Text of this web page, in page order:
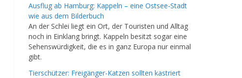
Ausflug ab Hamburg: Kappeln – eine Ostsee-Stadt
wie aus dem Bilderbuch
An der Schlei liegt ein Ort, der Touristen und Alltag
noch in Einklang bringt. Kappeln besitzt sogar eine
Sehenswürdigkeit, die es in ganz Europa nur einmal
gibt.
Tierschützer: Freigänger-Katzen sollten kastriert